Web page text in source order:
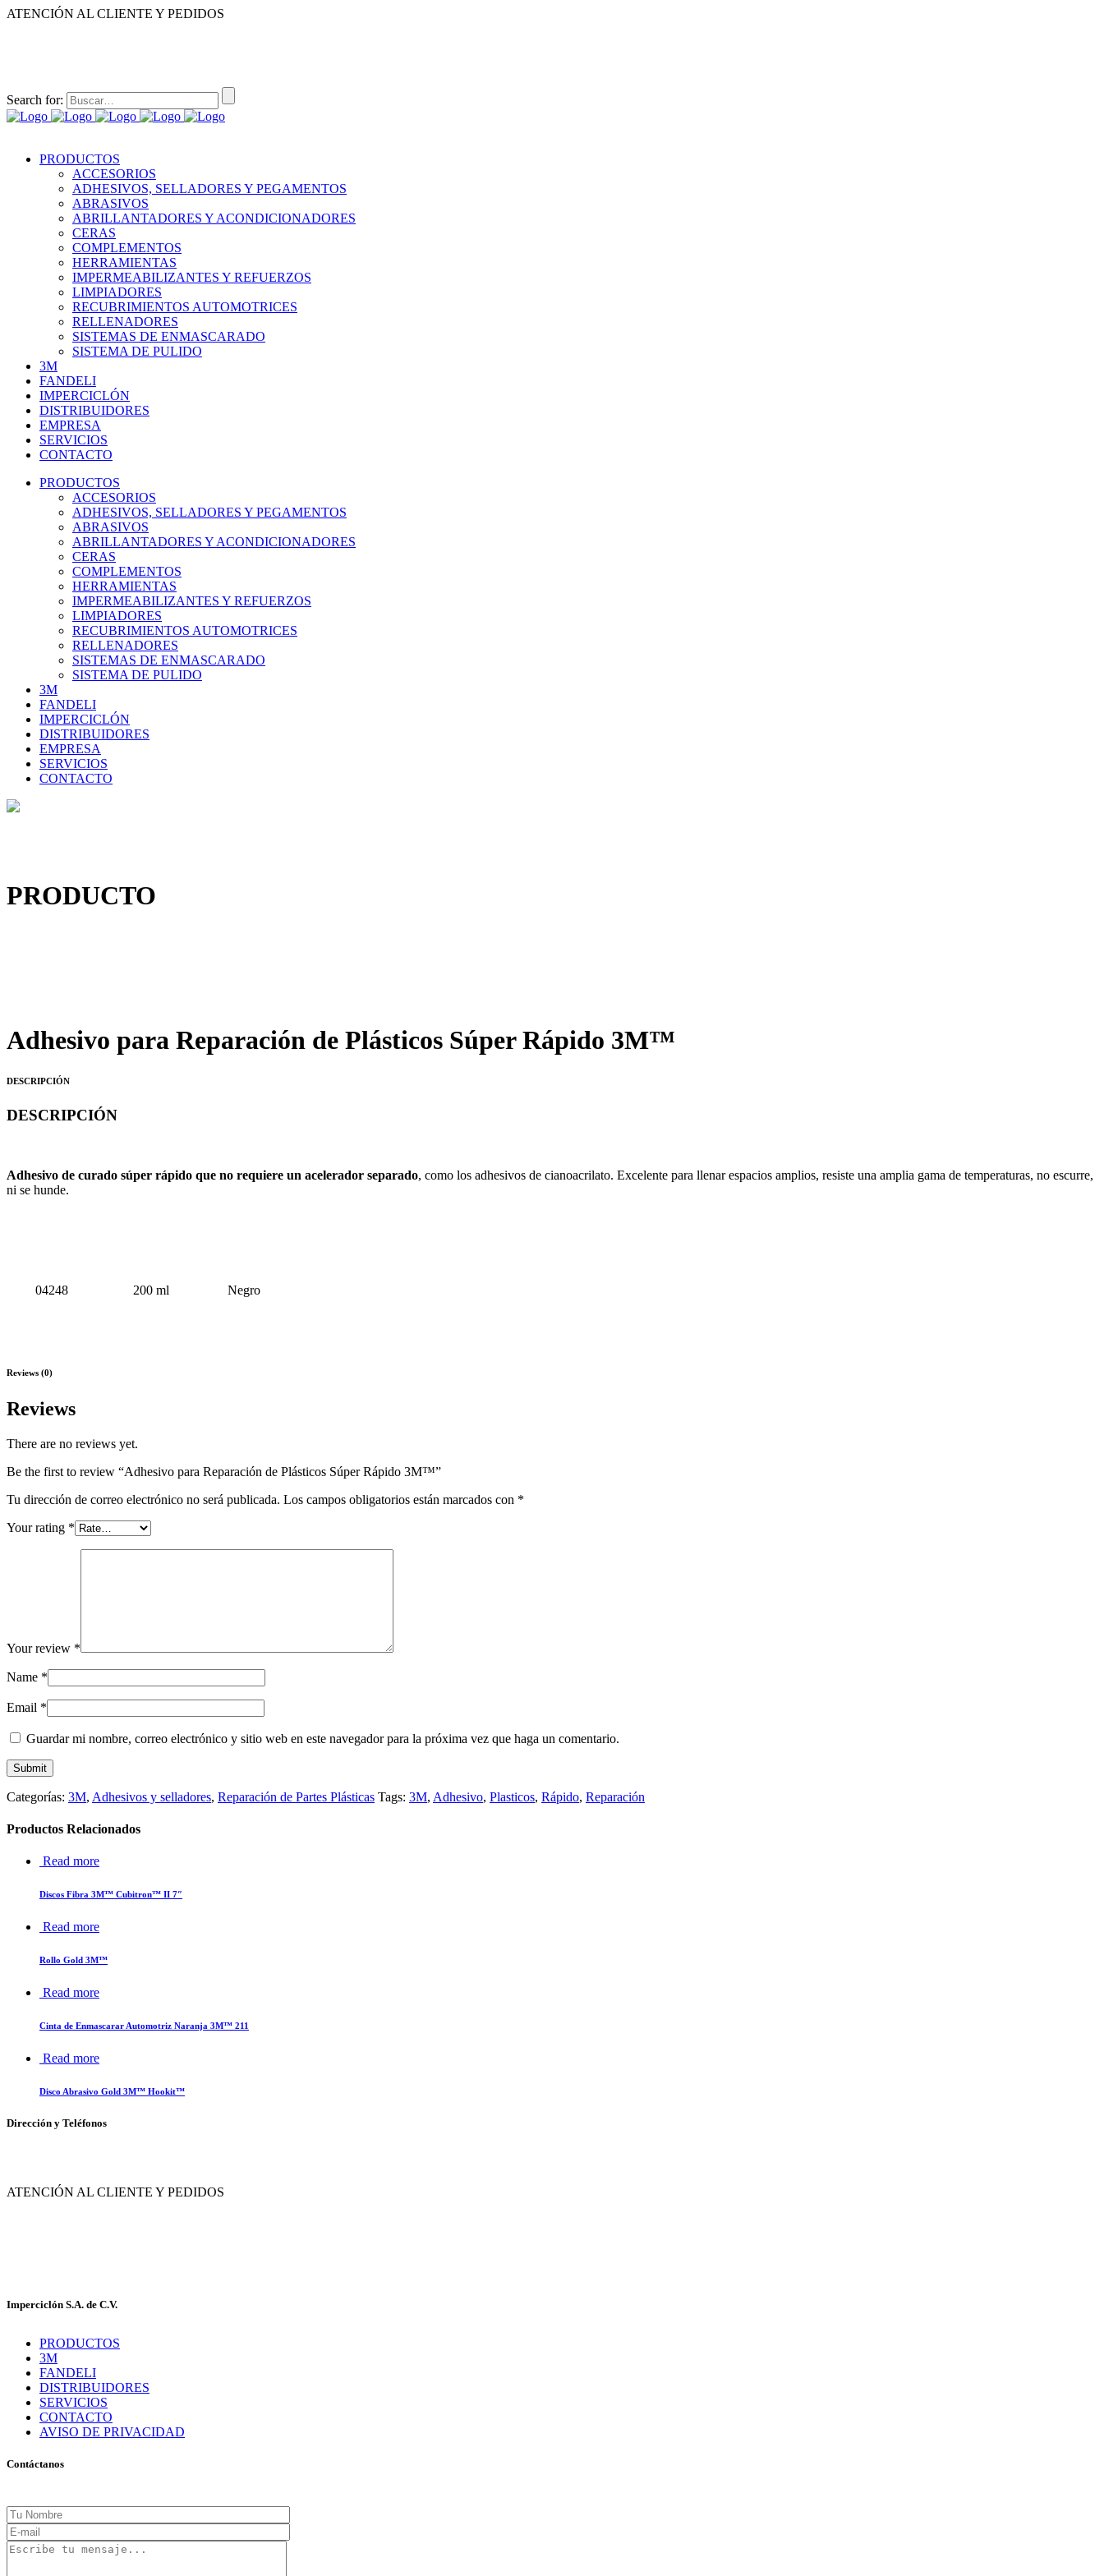
ATENCIÓN AL CLIENTE Y PEDIDOS
Search for:
PRODUCTOS
ACCESORIOS
ADHESIVOS, SELLADORES Y PEGAMENTOS
ABRASIVOS
ABRILLANTADORES Y ACONDICIONADORES
CERAS
COMPLEMENTOS
HERRAMIENTAS
IMPERMEABILIZANTES Y REFUERZOS
LIMPIADORES
RECUBRIMIENTOS AUTOMOTRICES
RELLENADORES
SISTEMAS DE ENMASCARADO
SISTEMA DE PULIDO
3M
FANDELI
IMPERCICLÓN
DISTRIBUIDORES
EMPRESA
SERVICIOS
CONTACTO
PRODUCTOS
ACCESORIOS
ADHESIVOS, SELLADORES Y PEGAMENTOS
ABRASIVOS
ABRILLANTADORES Y ACONDICIONADORES
CERAS
COMPLEMENTOS
HERRAMIENTAS
IMPERMEABILIZANTES Y REFUERZOS
LIMPIADORES
RECUBRIMIENTOS AUTOMOTRICES
RELLENADORES
SISTEMAS DE ENMASCARADO
SISTEMA DE PULIDO
3M
FANDELI
IMPERCICLÓN
DISTRIBUIDORES
EMPRESA
SERVICIOS
CONTACTO
PRODUCTO
Adhesivo para Reparación de Plásticos Súper Rápido 3M™
DESCRIPCIÓN
DESCRIPCIÓN
Adhesivo de curado súper rápido que no requiere un acelerador separado, como los adhesivos de cianoacrilato. Excelente para llenar espacios amplios, resiste una amplia gama de temperaturas, no escurre,
ni se hunde.
04248 200 ml Negro
Reviews (0)
Reviews
There are no reviews yet.
Be the first to review “Adhesivo para Reparación de Plásticos Súper Rápido 3M™”
Tu dirección de correo electrónico no será publicada. Los campos obligatorios están marcados con *
Your rating *
Your review *
Name *
Email *
Guardar mi nombre, correo electrónico y sitio web en este navegador para la próxima vez que haga un comentario.
Categorías: 3M, Adhesivos y selladores, Reparación de Partes Plásticas Tags: 3M, Adhesivo, Plasticos, Rápido, Reparación
Productos Relacionados
Read more
Discos Fibra 3M™ Cubitron™ II 7″
Read more
Rollo Gold 3M™
Read more
Cinta de Enmascarar Automotriz Naranja 3M™ 211
Read more
Disco Abrasivo Gold 3M™ Hookit™
Dirección y Teléfonos
ATENCIÓN AL CLIENTE Y PEDIDOS
Imperciclón S.A. de C.V.
PRODUCTOS
3M
FANDELI
DISTRIBUIDORES
SERVICIOS
CONTACTO
AVISO DE PRIVACIDAD
Contáctanos